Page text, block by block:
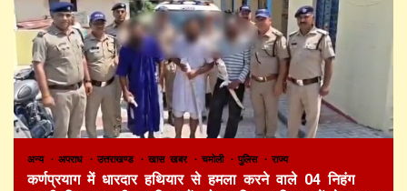
अन्य अपराध उत्तराखण्ड खास खबर चमोली पुलिस राज्य
कर्णप्रयाग में धारदार हथियार से हमला करने वाले 04 निहंग